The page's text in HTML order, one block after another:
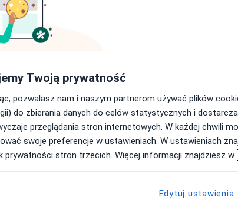
Świat Zdrowia
Twoją prywatność
pozwalasz nam i naszym partnerom używać plików
do zbierania danych do celów statystycznych i
przeglądania stron internetowych. W każdej chwili
swoje preferencje w ustawieniach. W ustawieniach
prywatności stron trzecich. Więcej informacji znajdziesz w
Edytuj ustawienia